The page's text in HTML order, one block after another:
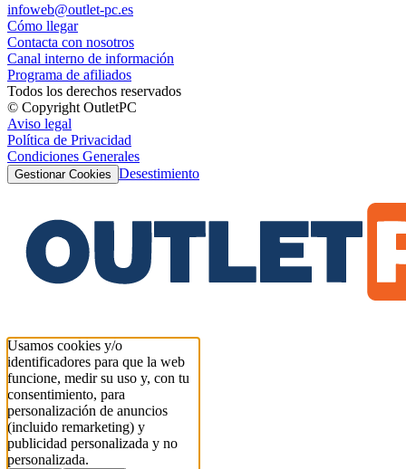
infoweb@outlet-pc.es
Cómo llegar
Contacta con nosotros
Canal interno de información
Programa de afiliados
Todos los derechos reservados
© Copyright OutletPC
Aviso legal
Política de Privacidad
Condiciones Generales
Gestionar Cookies Desestimiento
Usamos cookies y/o
identificadores para que la web
funcione, medir su uso y, con tu
consentimiento, para
personalización de anuncios
(incluido remarketing) y
publicidad personalizada y no
personalizada.